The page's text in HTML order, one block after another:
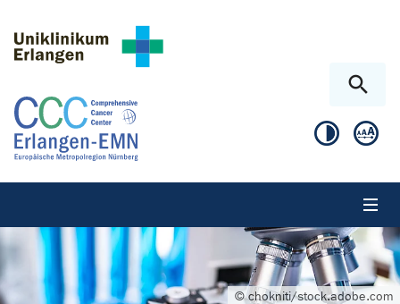
© chokniti/stock.adobe.com